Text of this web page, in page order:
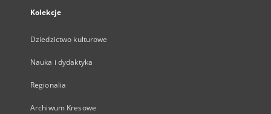
Kolekcje
Dziedzictwo kulturowe
Nauka i dydaktyka
Regionalia
Archiwum Kresowe